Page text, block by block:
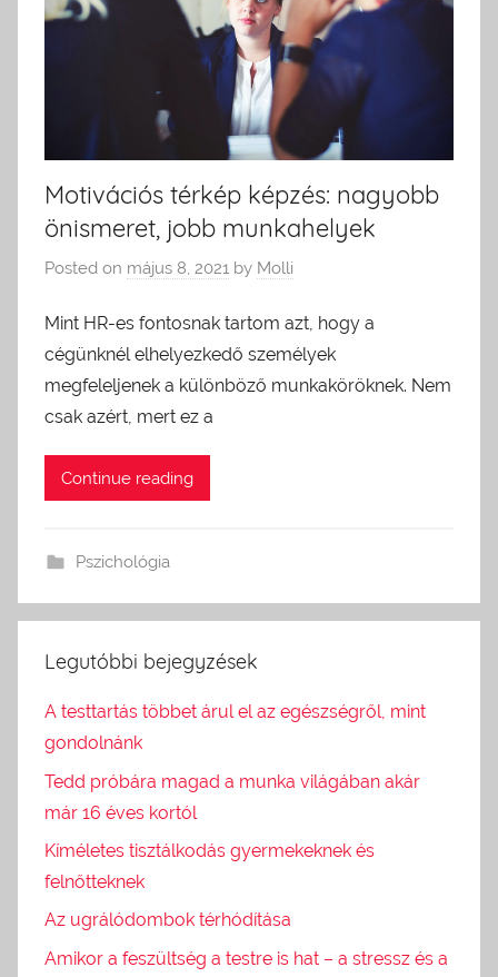
Motivációs térkép képzés: nagyobb
önismeret, jobb munkahelyek
Posted on május 8, 2021 by Molli
Mint HR-es fontosnak tartom azt, hogy a
cégünknél elhelyezkedő személyek
megfeleljenek a különböző munkaköröknek. Nem
csak azért, mert ez a
Continue reading
Pszichológia
Legutóbbi bejegyzések
A testtartás többet árul el az egészségről, mint
gondolnánk
Tedd próbára magad a munka világában akár
már 16 éves kortól
Kíméletes tisztálkodás gyermekeknek és
felnőtteknek
Az ugrálódombok térhódítása
Amikor a feszültség a testre is hat – a stressz és a